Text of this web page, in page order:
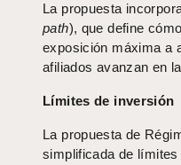
La propuesta
path), que define
exposición máxima a
afiliados avanzan en
Límites de inversión
La propuesta de
simplificada de